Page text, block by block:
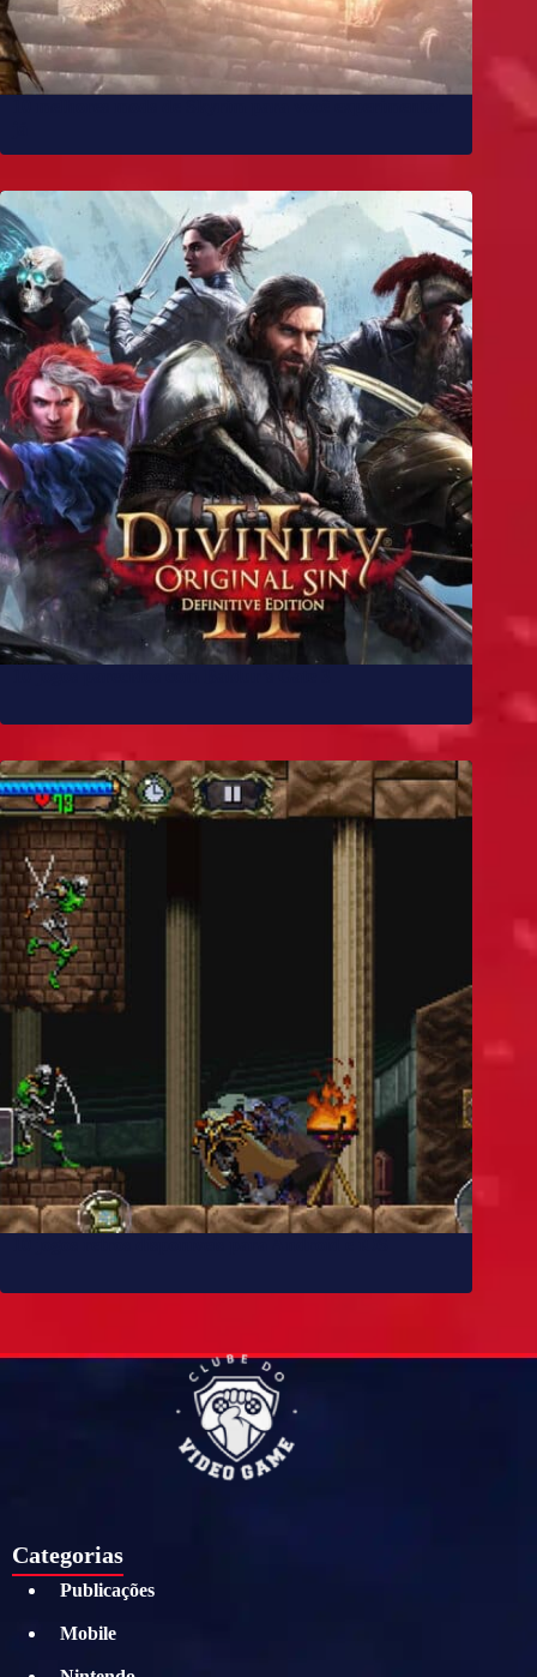
Categorias
Publicações
Mobile